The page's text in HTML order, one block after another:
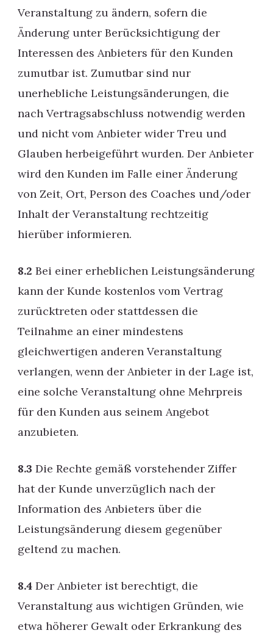
Veranstaltung zu ändern, sofern die
Änderung unter Berücksichtigung der
Interessen des Anbieters für den Kunden
zumutbar ist. Zumutbar sind nur
unerhebliche Leistungsänderungen, die
nach Vertragsabschluss notwendig werden
und nicht vom Anbieter wider Treu und
Glauben herbeigeführt wurden. Der Anbieter
wird den Kunden im Falle einer Änderung
von Zeit, Ort, Person des Coaches und/oder
Inhalt der Veranstaltung rechtzeitig
hierüber informieren.
8.2 Bei einer erheblichen Leistungsänderung
kann der Kunde kostenlos vom Vertrag
zurücktreten oder stattdessen die
Teilnahme an einer mindestens
gleichwertigen anderen Veranstaltung
verlangen, wenn der Anbieter in der Lage ist,
eine solche Veranstaltung ohne Mehrpreis
für den Kunden aus seinem Angebot
anzubieten.
8.3 Die Rechte gemäß vorstehender Ziffer
hat der Kunde unverzüglich nach der
Information des Anbieters über die
Leistungsänderung diesem gegenüber
geltend zu machen.
8.4 Der Anbieter ist berechtigt, die
Veranstaltung aus wichtigen Gründen, wie
etwa höherer Gewalt oder Erkrankung des